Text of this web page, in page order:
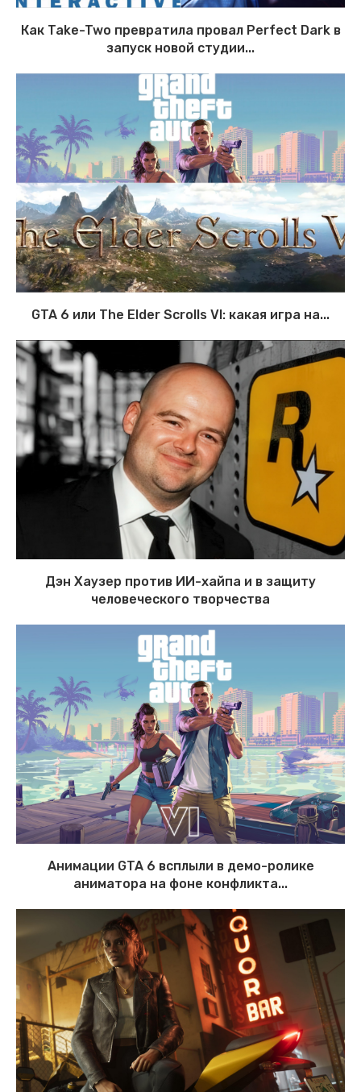
Как Take-Two превратила провал Perfect Dark в
запуск новой студии...
GTA 6 или The Elder Scrolls VI: какая игра на...
Дэн Хаузер против ИИ-хайпа и в защиту
человеческого творчества
Анимации GTA 6 всплыли в демо-ролике
аниматора на фоне конфликта...